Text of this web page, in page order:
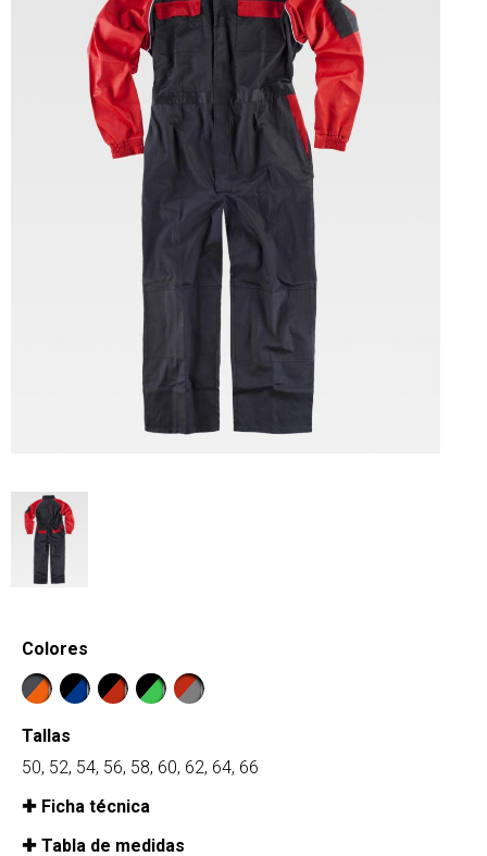
Colores
Tallas
50, 52, 54, 56, 58, 60, 62, 64, 66
Ficha técnica
Tabla de medidas